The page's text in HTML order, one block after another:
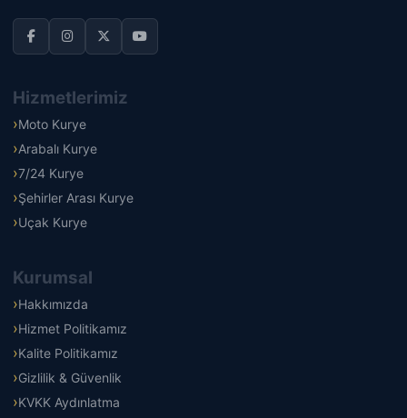
Hizmetlerimiz
Moto Kurye
Arabalı Kurye
7/24 Kurye
Şehirler Arası Kurye
Uçak Kurye
Kurumsal
Hakkımızda
Hizmet Politikamız
Kalite Politikamız
Gizlilik & Güvenlik
KVKK Aydınlatma